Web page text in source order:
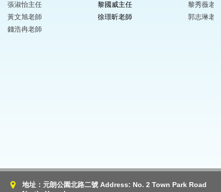
張淑怡主任 黎國威主任
黎秀薇老
黃文旭老師
徐璟昕老師
郭志琳老
錢浩冉老師
地址：元朗公園北路二號 Address: No. 2 Town Park Road